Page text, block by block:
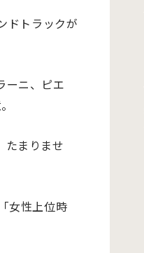
ドトラックが
ーニ、ピエ
たまりませ
女性上位時